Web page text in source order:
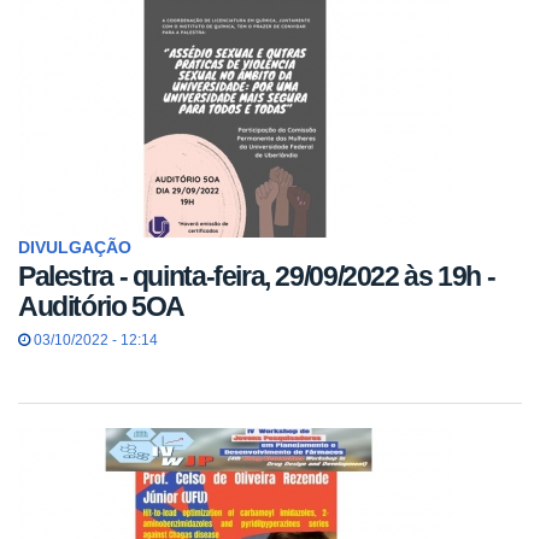
DIVULGAÇÃO
Palestra - quinta-feira, 29/09/2022 às 19h -
Auditório 5OA
03/10/2022 - 12:14